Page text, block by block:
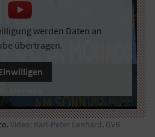
werden Daten an
übertragen.
Video: Karl-Peter Lenhard, GVB